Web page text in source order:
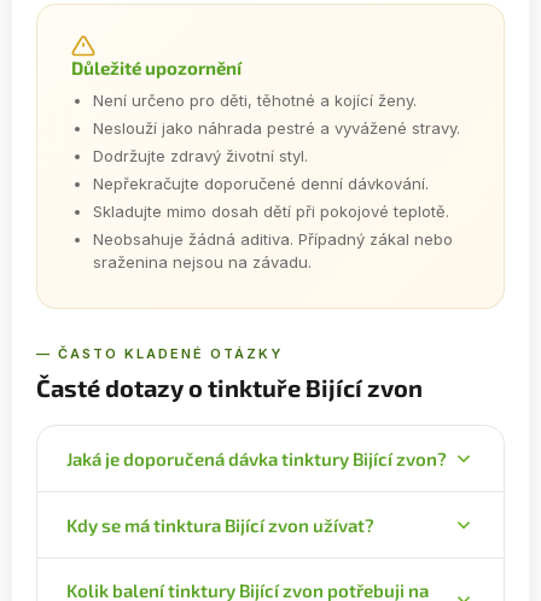
Důležité upozornění
Není určeno pro děti, těhotné a kojící ženy.
Neslouží jako náhrada pestré a vyvážené stravy.
Dodržujte zdravý životní styl.
Nepřekračujte doporučené denní dávkování.
Skladujte mimo dosah dětí při pokojové teplotě.
Neobsahuje žádná aditiva. Případný zákal nebo
sraženina nejsou na závadu.
— ČASTO KLADENÉ OTÁZKY
Časté dotazy o tinktuře Bijící zvon
Jaká je doporučená dávka tinktury Bijící zvon?
Denní dávku rozdělte na dvě části, ráno a večer –
například při hmotnosti 70 kg je to 35 kapek ráno a
35 kapek večer.
Kdy se má tinktura Bijící zvon užívat?
Kolik balení tinktury Bijící zvon potřebuji na